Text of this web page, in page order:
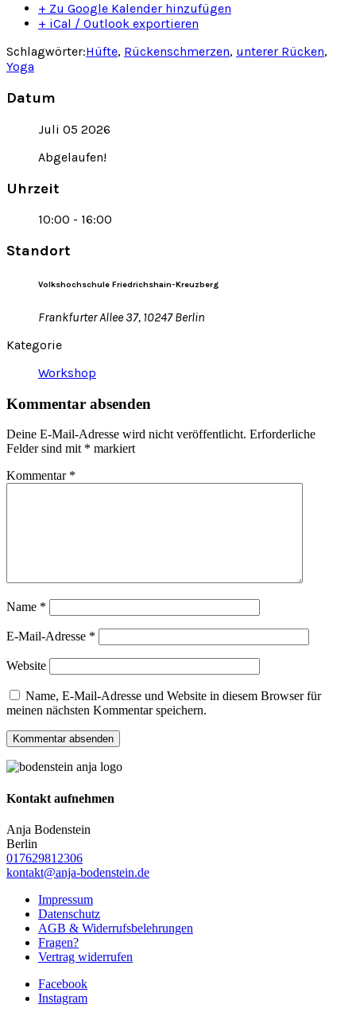
+ Zu Google Kalender hinzufügen
+ iCal / Outlook exportieren
Schlagwörter:Hüfte, Rückenschmerzen, unterer Rücken,
Yoga
Datum
Juli 05 2026
Abgelaufen!
Uhrzeit
10:00 - 16:00
Standort
Volkshochschule Friedrichshain-Kreuzberg
Frankfurter Allee 37, 10247 Berlin
Kategorie
Workshop
Kommentar absenden
Deine E-Mail-Adresse wird nicht veröffentlicht. Erforderliche
Felder sind mit * markiert
Kommentar *
Name *
E-Mail-Adresse *
Website
Name, E-Mail-Adresse und Website in diesem Browser für
meinen nächsten Kommentar speichern.
Kontakt aufnehmen
Anja Bodenstein
Berlin
017629812306
kontakt@anja-bodenstein.de
Impressum
Datenschutz
AGB & Widerrufsbelehrungen
Fragen?
Vertrag widerrufen
Facebook
Instagram